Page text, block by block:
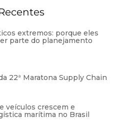
extremos: porque eles
parte do planejamento
22ª Maratona Supply Chain
veículos crescem e
marítima no Brasil